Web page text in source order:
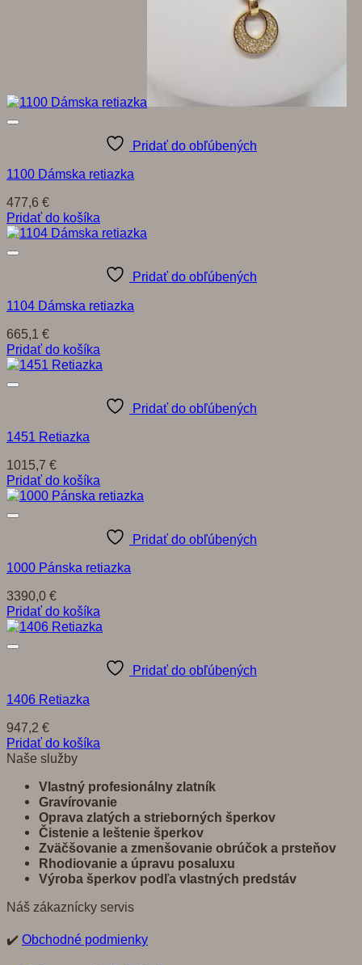
Pridať do obľúbených
1100 Dámska retiazka
477,6 €
Pridať do košíka
Pridať do obľúbených
1104 Dámska retiazka
665,1 €
Pridať do košíka
Pridať do obľúbených
1451 Retiazka
1015,7 €
Pridať do košíka
Pridať do obľúbených
1000 Pánska retiazka
3390,0 €
Pridať do košíka
Pridať do obľúbených
1406 Retiazka
947,2 €
Pridať do košíka
Naše služby
Vlastný profesionálny zlatník
Gravírovanie
Oprava zlatých a strieborných šperkov
Čistenie a leštenie šperkov
Zväčšovanie a zmenšovanie obrúčok a prsteňov
Rhodiovanie a úpravu posaluxu
Výroba šperkov podľa vlastných predstáv
Náš zákaznícky servis
✔️ Obchodné podmienky